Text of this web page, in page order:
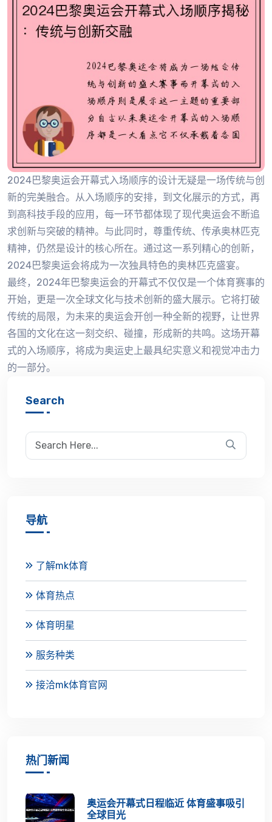
2024巴黎奥运会开幕式入场顺序的设计无疑是一场传统与创
新的完美融合。从入场顺序的安排，到文化展示的方式，再
到高科技手段的应用，每一环节都体现了现代奥运会不断追
求创新与突破的精神。与此同时，尊重传统、传承奥林匹克
精神，仍然是设计的核心所在。通过这一系列精心的创新，
2024巴黎奥运会将成为一次独具特色的奥林匹克盛宴。
最终，2024年巴黎奥运会的开幕式不仅仅是一个体育赛事的
开始，更是一次全球文化与技术创新的盛大展示。它将打破
传统的局限，为未来的奥运会开创一种全新的视野，让世界
各国的文化在这一刻交织、碰撞，形成新的共鸣。这场开幕
式的入场顺序，将成为奥运史上最具纪实意义和视觉冲击力
的一部分。
Search
导航
了解mk体育
体育热点
体育明星
服务种类
接洽mk体育官网
热门新闻
奥运会开幕式日程临近 体育盛事吸引
全球目光